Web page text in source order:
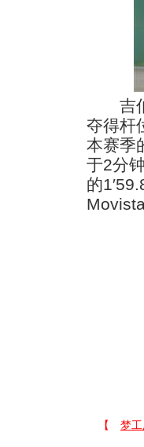
吉伯
夺得杆
本赛季
于2分
的